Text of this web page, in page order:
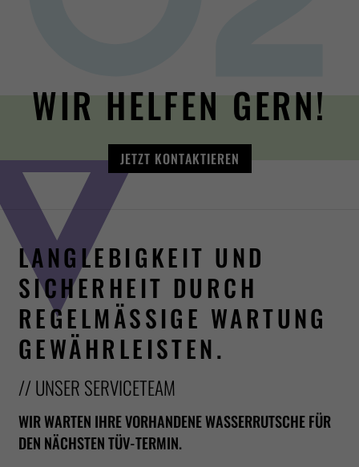
WIR HELFEN GERN!
JETZT KONTAKTIEREN
LANGLEBIGKEIT UND
SICHERHEIT DURCH
REGELMÄSSIGE WARTUNG G
EWÄHRLEISTEN.
// UNSER SERVICETEAM
WIR WARTEN IHRE VORHANDENE WASSERRUTSCHE FÜR
DEN NÄCHSTEN TÜV-TERMIN.